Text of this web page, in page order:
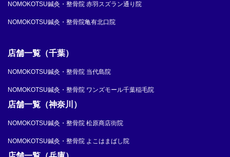
NOMOKOTSU鍼灸・整骨院 赤羽スズラン通り院
NOMOKOTSU鍼灸・整骨院亀有北口院
店舗一覧（千葉）
NOMOKOTSU鍼灸・整骨院 当代島院
NOMOKOTSU鍼灸・整骨院 ワンズモール千葉稲毛院
店舗一覧（神奈川）
NOMOKOTSU鍼灸・整骨院 松原商店街院
NOMOKOTSU鍼灸・整骨院 よこはまばし院